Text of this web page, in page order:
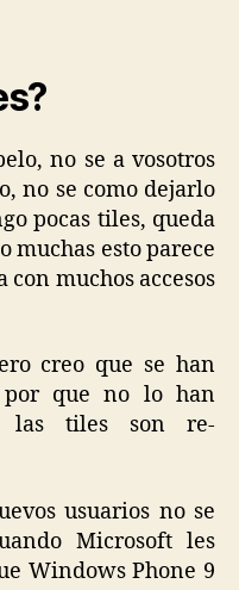
no se a vosotros
no se como dejarlo
pocas tiles, queda
muchas esto parece
muchos accesos
creo que se han
que no lo han
las tiles son re-
usuarios no se
Microsoft les
Windows Phone 9